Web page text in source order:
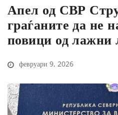
Апел од СВР
граѓаните да не
повици од лажни
февруари 9, 2026